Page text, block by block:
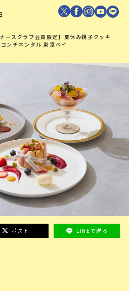
ナースクラブ会員限定】夏休み親子クッキ
ンチネンタル 東京ベイ
ポスト LINEで送る